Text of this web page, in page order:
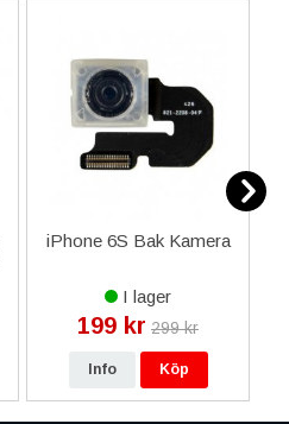
iPhone 6S Bak Kamera
I lager
199 kr 299 kr
Info Köp